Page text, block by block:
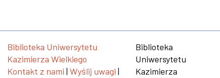
Biblioteka Uniwersytetu
Kazimierza Wielkiego
Kontakt z nami | Wyślij uwagi |
Biblioteka
Uniwersytetu
Kazimierza